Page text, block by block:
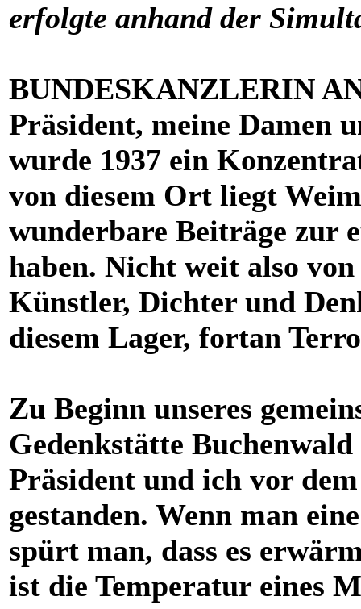
erfolgte anhand der
BUNDESKANZLERIN
Präsident, meine Damen
wurde 1937 ein
von diesem Ort liegt
wunderbare Beiträge zur
haben. Nicht weit also
Künstler, Dichter und
diesem Lager, fortan
Zu Beginn unseres
Gedenkstätte
Präsident und ich vor
gestanden. Wenn man
spürt man, dass es
ist die Temperatur eines